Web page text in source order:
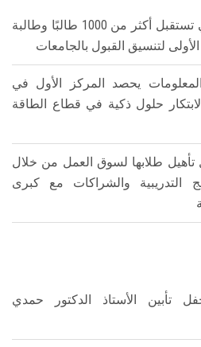
معامل التنسيق الإلكتروني تستقبل أكثر من 1000 طالبًا وطالبة
لتنسيق القبول بالجامعات
يحصد المركز الأول في
حلول ذكية في قطاع الطاقة
طلابها لسوق العمل من خلال
التدريبية والشراكات مع كبرى
تأبين الأستاذ الدكتور حمدي